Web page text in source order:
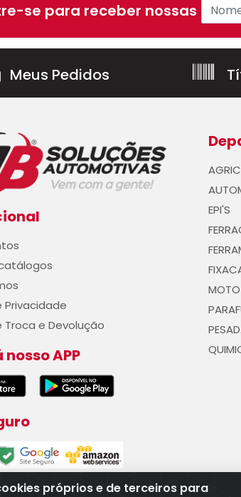
próprios e de terceiros para
se para receber nossas
Meus Pedidos
Privacidade
Troca e Devolução
nosso APP
EPI'S
MOTO